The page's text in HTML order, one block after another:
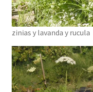
zinias y lavanda y rucula